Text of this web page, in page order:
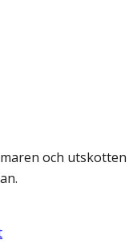
och utskotten